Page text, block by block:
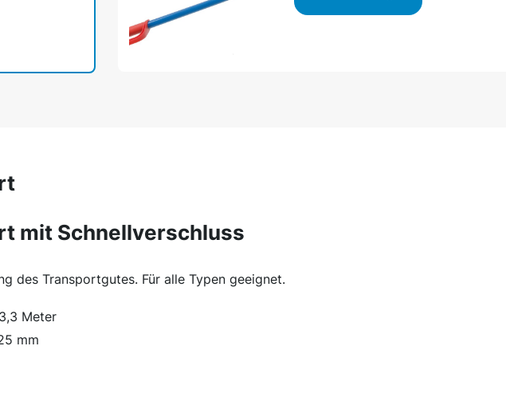
mit Schnellverschluss
des Transportgutes. Für alle Typen geeignet.
Meter
mm